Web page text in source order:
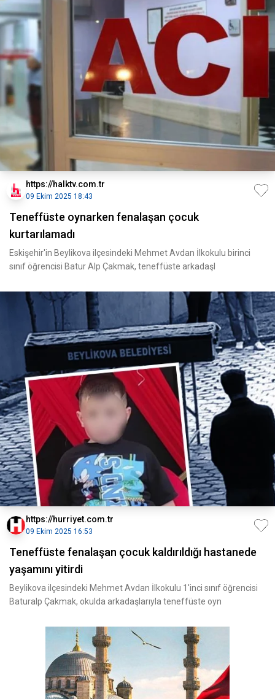
https://halktv.com.tr
09 Ekim 2025 18:43
Teneffüste oynarken fenalaşan çocuk
kurtarılamadı
Eskişehir'in Beylikova ilçesindeki Mehmet Avdan İlkokulu birinci
sınıf öğrencisi Batur Alp Çakmak, teneffüste arkadaşl
https://hurriyet.com.tr
09 Ekim 2025 16:53
Teneffüste fenalaşan çocuk kaldırıldığı hastanede
yaşamını yitirdi
Beylikova ilçesindeki Mehmet Avdan İlkokulu 1'inci sınıf öğrencisi
Baturalp Çakmak, okulda arkadaşlarıyla teneffüste oyn